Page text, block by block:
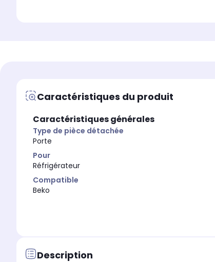
Caractéristiques du produit
Caractéristiques générales
Type de pièce détachée
Porte
Pour
Réfrigérateur
Compatible
Beko
Description